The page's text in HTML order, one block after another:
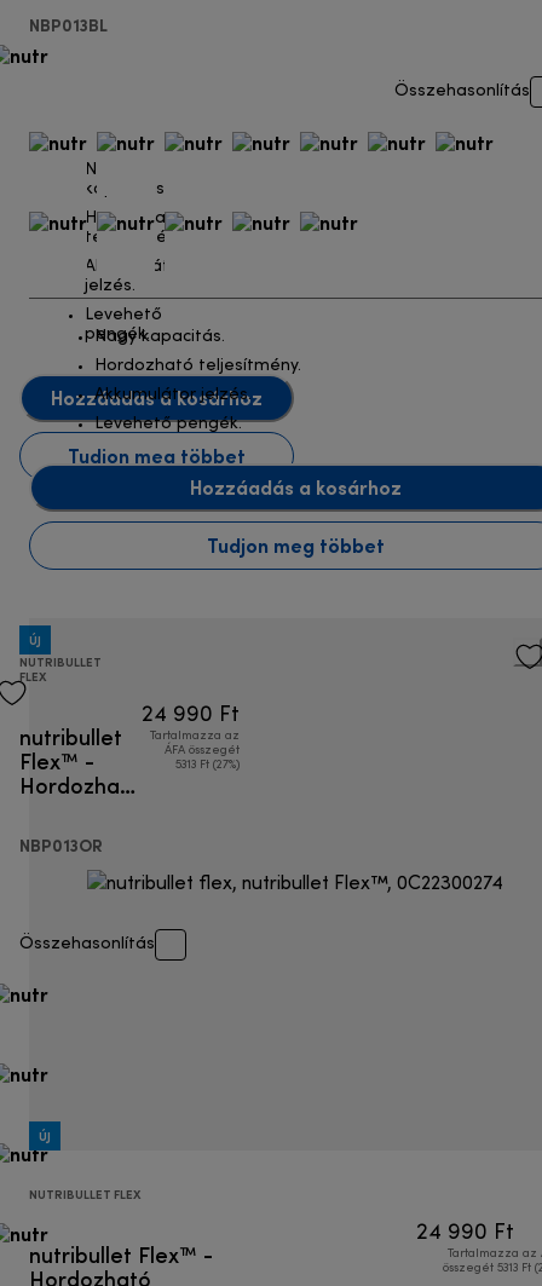
Nagy
kapacitás.
Hordozható
teljesítmény.
Akkumulátor
jelzés.
Levehető
pengék.
Hozzáadás a kosárhoz
Tudjon meg többet
NBP013BL
Összehasonlítás
Nagy kapacitás.
Hordozható teljesítmény.
Akkumulátor jelzés.
Levehető pengék.
Hozzáadás a kosárhoz
Tudjon meg többet
ÚJ
NUTRIBULLET
FLEX
nutribullet
Flex™ -
Hordozható
NBP013OR
24 990 Ft
Tartalmazza az
ÁFA összegét
5313 Ft (27%)
Összehasonlítás
ÚJ
NUTRIBULLET FLEX
nutribullet Flex™ -
Hordozható
24 990 Ft
Tartalmazza az
összegét 5313 Ft